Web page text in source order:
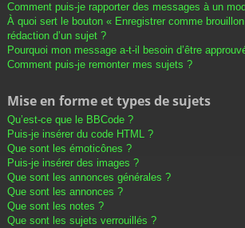
Comment puis-je rapporter des messages à un
À quoi sert le bouton « Enregistrer comme
rédaction d’un sujet ?
Pourquoi mon message a-t-il besoin d’être
Comment puis-je remonter mes sujets ?
Mise en forme et types de sujets
Qu’est-ce que le BBCode ?
Puis-je insérer du code HTML ?
Que sont les émoticônes ?
Puis-je insérer des images ?
Que sont les annonces générales ?
Que sont les annonces ?
Que sont les notes ?
Que sont les sujets verrouillés ?